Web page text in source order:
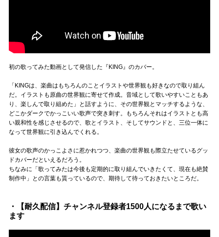
初の歌ってみた動画として発信した『KING』のカバー。
「KINGは、楽曲はもちろんのことイラストや世界観も好きなので取り組ん
だ。イラストも原曲の世界観に寄せて作成。音域として歌いやすいこともあ
り、楽しんで取り組めた」と話すように、その世界観とマッチするような、
どこかダークでかっこいい歌声で突き刺す。もちろんそれはイラストとも高
い親和性を感じさせるので、歌とイラスト、そしてサウンドと、三位一体に
なって世界観に引き込んでくれる。
彼女の歌声のかっこよさに惹かれつつ、楽曲の世界観も際立たせているグッ
ドカバーだといえるだろう。
ちなみに「歌ってみたは今後も定期的に取り組んでいきたくて、現在も絶賛
制作中」との言葉も貰っているので、期待して待っておきたいところだ。
・【耐久配信】チャンネル登録者1500人になるまで歌い
ます